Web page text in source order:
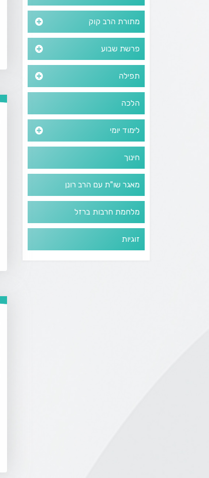
מתורת הרב קוק
פרשת שבוע
תפילה
הלכה
לימוד יומי
חינוך
מאגר שו"ת עם הרב רונן
מלחמת חרבות ברזל
זוגיות